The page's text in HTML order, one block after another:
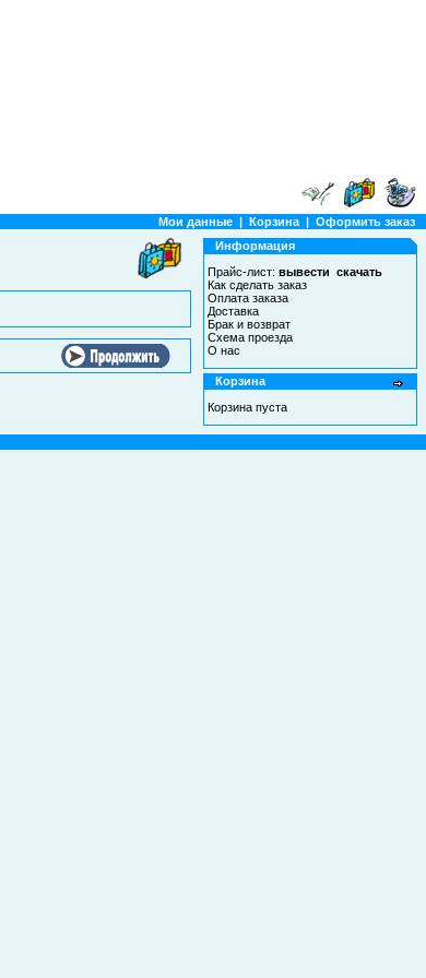
Мои данные | Корзина | Оформить заказ
Информация
Прайс-лист: вывести скачать
Как сделать заказ
Оплата заказа
Доставка
Брак и возврат
Схема проезда
О нас
Корзина
Корзина пуста